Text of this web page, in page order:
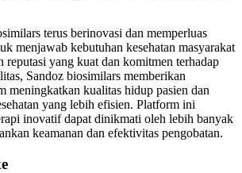
terus berinovasi dan memperluas
menjawab kebutuhan kesehatan masyarakat
reputasi yang kuat dan komitmen terhadap
Sandoz biosimilars memberikan
meningkatkan kualitas hidup pasien dan
yang lebih efisien. Platform ini
inovatif dapat dinikmati oleh lebih banyak
keamanan dan efektivitas pengobatan.